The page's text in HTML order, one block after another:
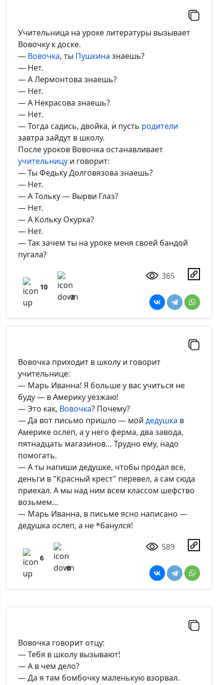
Учительница на уроке литературы вызывает
Вовочку к доске.
— Вовочка, ты Пушкина знаешь?
— Нет.
— А Лермонтова знаешь?
— Нет.
— А Некрасова знаешь?
— Нет.
— Тогда садись, двойка, и пусть родители
завтра зайдут в школу.
После уроков Вовочка останавливает
учительницу и говорит:
— Ты Федьку Долговязова знаешь?
— Нет.
— А Тольку — Вырви Глаз?
— Нет.
— А Кольку Окурка?
— Нет.
— Так зачем ты на уроке меня своей бандой
пугала?
10
3
365
Вовочка приходит в школу и говорит
учительнице:
— Марь Иванна! Я больше у вас учиться не
буду — в Америку уезжаю!
— Это как, Вовочка? Почему?
— Да вот письмо пришло — мой дедушка в
Америке ослеп, а у него ферма, два завода,
пятнадцать магазинов… Трудно ему, надо
помогать.
— А ты напиши дедушке, чтобы продал все,
деньги в "Красный крест" перевел, а сам сюда
приехал. А мы над ним всем классом шефство
возьмем…
— Марь Иванна, в письме ясно написано —
дедушка ослеп, а не *банулся!
6
0
589
Вовочка говорит отцу:
— Тебя в школу вызывают!
— А в чем дело?
— Да я там бомбочку маленькую взорвал.